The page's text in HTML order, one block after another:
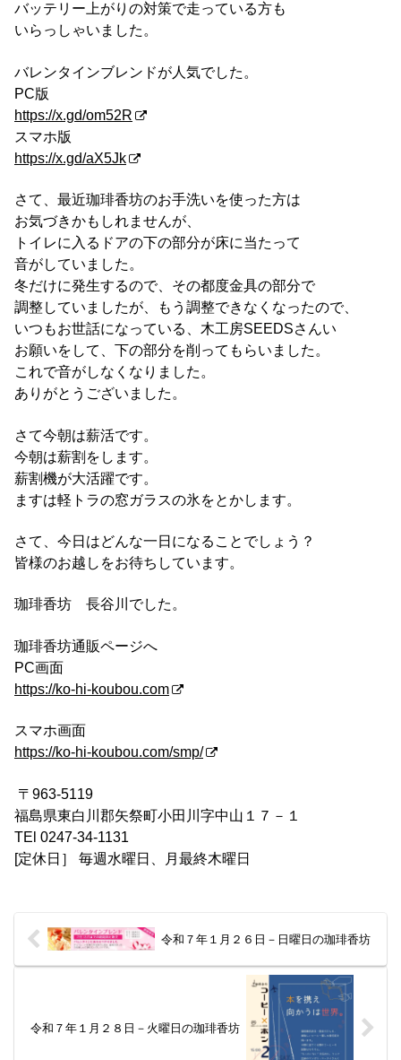
バッテリー上がりの対策で走っている方も
いらっしゃいました。
バレンタインブレンドが人気でした。
PC版
https://x.gd/om52R
スマホ版
https://x.gd/aX5Jk
さて、最近珈琲香坊のお手洗いを使った方は
お気づきかもしれませんが、
トイレに入るドアの下の部分が床に当たって
音がしていました。
冬だけに発生するので、その都度金具の部分で
調整していましたが、もう調整できなくなったので、
いつもお世話になっている、木工房SEEDSさんい
お願いをして、下の部分を削ってもらいました。
これで音がしなくなりました。
ありがとうございました。
さて今朝は薪活です。
今朝は薪割をします。
薪割機が大活躍です。
ますは軽トラの窓ガラスの氷をとかします。
さて、今日はどんな一日になることでしょう？
皆様のお越しをお待ちしています。
珈琲香坊 長谷川でした。
珈琲香坊通販ページへ
PC画面
https://ko-hi-koubou.com
スマホ画面
https://ko-hi-koubou.com/smp/
〒963-5119
福島県東白川郡矢祭町小田川字中山１７－１
TEl 0247-34-1131
[定休日］ 毎週水曜日、月最終木曜日
令和７年１月２６日－日曜日の珈琲香坊
令和７年１月２８日－火曜日の珈琲香坊